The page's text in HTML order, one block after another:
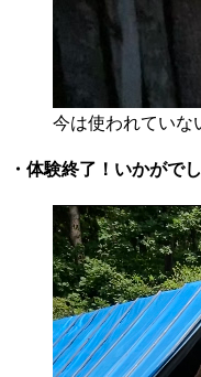
今は使われていな
・体験終了！いかがで